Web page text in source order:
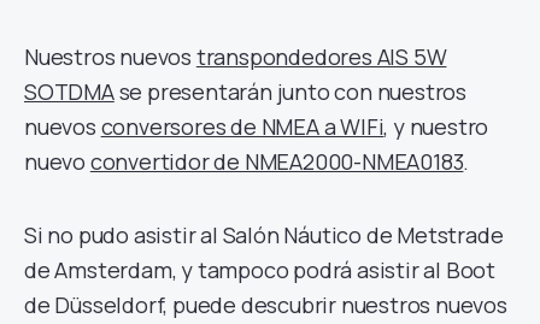
Nuestros nuevos transpondedores AIS 5W
SOTDMAse presentarán junto con nuestros
nuevos conversores de NMEA a WIFi, y nuestro
nuevo convertidor de NMEA2000-NMEA0183.
Si no pudo asistir al Salón Náutico de Metstrade
de Amsterdam, y tampoco podrá asistir al Boot
de Düsseldorf, puede descubrir nuestros nuevos